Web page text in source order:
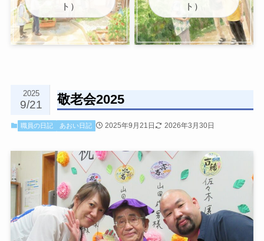
ト）
ト）
敬老会2025
2025
9/21
職員の日記 あおい日記 2025年9月21日 2026年3月30日